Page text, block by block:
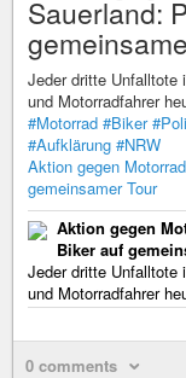
Sauerland:
Jeder dritte Unfalltote
und Motorradfahrer
#Motorrad #Biker
#Aufklärung #NRW
Aktion gegen
gemeinsamer Tour
Aktion gegen
Biker auf
Jeder dritte Unfalltote
und Motorradfahrer
0 comments